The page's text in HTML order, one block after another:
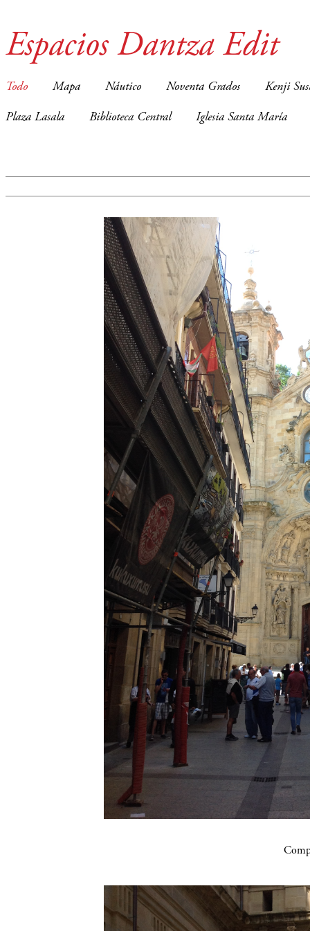
Espacios Dantza Edit
Todo Mapa Náutico Noventa Grados Kenji
Plaza Lasala Biblioteca Central Iglesia Santa María